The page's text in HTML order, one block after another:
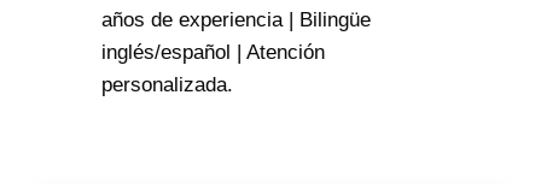
años de experiencia | Bilingüe
inglés/español | Atención
personalizada.